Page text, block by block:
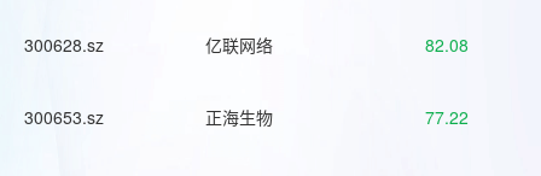
300628.sz 亿联网络 82.08
300653.sz 正海生物 77.22